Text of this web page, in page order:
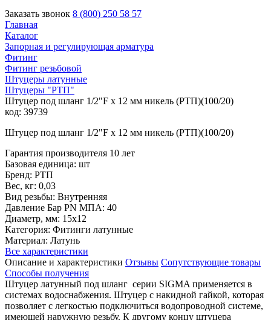
Заказать звонок 8 (800) 250 58 57
Главная
Каталог
Запорная и регулирующая арматура
Фитинг
Фитинг резьбовой
Штуцеры латунные
Штуцеры "РТП"
Штуцер под шланг 1/2"F х 12 мм никель (РТП)(100/20)
код: 39739
Штуцер под шланг 1/2"F х 12 мм никель (РТП)(100/20)
Гарантия производителя 10 лет
Базовая единица: шт
Бренд: РТП
Вес, кг: 0,03
Вид резьбы: Внутренняя
Давление Бар PN МПА: 40
Диаметр, мм: 15х12
Категория: Фитинги латунные
Материал: Латунь
Все характеристики
Описание и характеристики Отзывы Сопутствующие товары
Способы получения
Штуцер латунный под шланг серии SIGMA применяется в
системах водоснабжения. Штуцер с накидной гайкой, которая
позволяет с легкостью подключиться водопроводной системе,
имеющей наружную резьбу. К другому концу штуцера